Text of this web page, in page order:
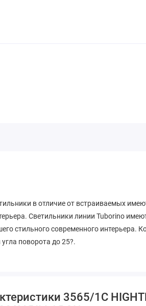
в отличие от встраиваемых
Светильники линии Tuborino
стильного современного интерьера.
поворота до 25?.
3565/1C